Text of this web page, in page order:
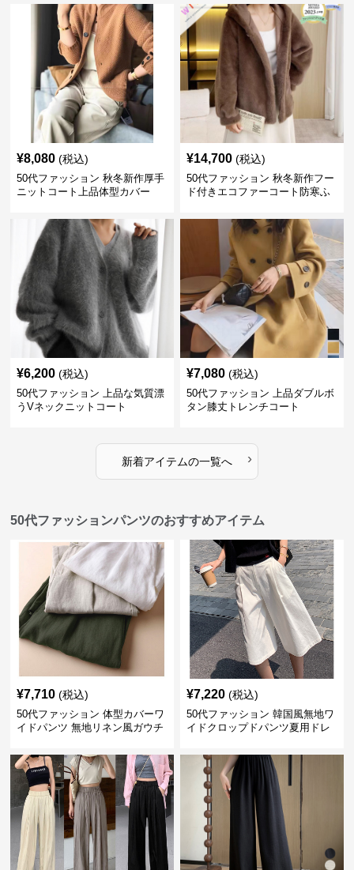
¥8,080 (税込)
50代ファッション 秋冬新作厚手
ニットコート上品体型カバー
¥14,700 (税込)
50代ファッション 秋冬新作フー
ド付きエコファーコート防寒ふ
¥6,200 (税込)
50代ファッション 上品な気質漂
うVネックニットコート
¥7,080 (税込)
50代ファッション 上品ダブルボ
タン膝丈トレンチコート
新着アイテムの一覧へ ›
50代ファッションパンツのおすすめアイテム
¥7,710 (税込)
50代ファッション 体型カバーワ
イドパンツ 無地リネン風ガウチ
¥7,220 (税込)
50代ファッション 韓国風無地ワ
イドクロップドパンツ夏用ドレ